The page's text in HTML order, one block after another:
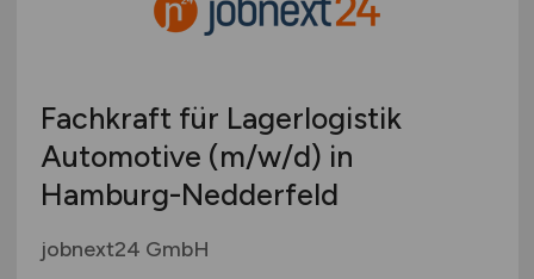
Fachkraft für Lagerlogistik
Automotive (m/w/d) in
Hamburg-Nedderfeld
jobnext24 GmbH